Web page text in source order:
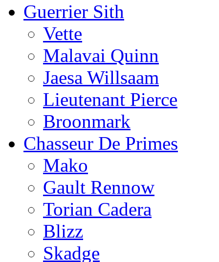
Guerrier Sith
Vette
Malavai Quinn
Jaesa Willsaam
Lieutenant Pierce
Broonmark
Chasseur De Primes
Mako
Gault Rennow
Torian Cadera
Blizz
Skadge